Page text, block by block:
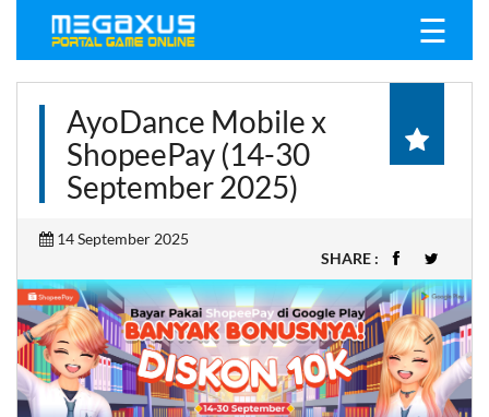
☰
AyoDance Mobile x
ShopeePay (14-30
September 2025)
14 September 2025
SHARE :